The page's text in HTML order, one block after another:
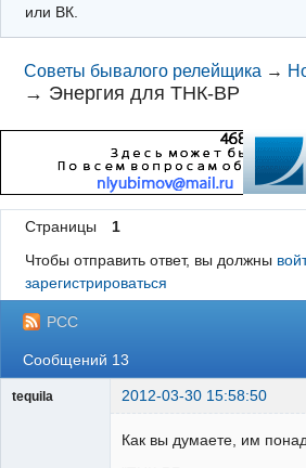
или ВК.
Советы бывалого релейщика →
→ Энергия для ТНК-BP
Страницы
1
Чтобы отправить ответ, вы должны
зарегистрироваться
РСС
Сообщений 13
tequila 2012-03-30 15:58:50
Как вы думаете, им